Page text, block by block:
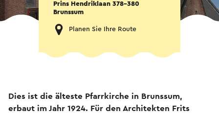
Prins Hendriklaan 378-380
Brunssum
Planen Sie Ihre Route
Dies ist die älteste Pfarrkirche in Brunssum,
erbaut im Jahr 1924. Für den Architekten Frits